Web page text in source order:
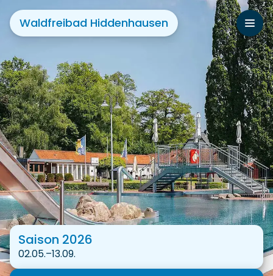
Waldfreibad Hiddenhausen
Saison 2026
02.05.–13.09.